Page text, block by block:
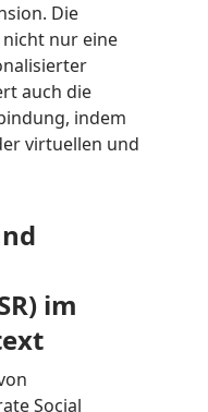
Die
nur eine
auch die
indem
virtuellen und
im
Social